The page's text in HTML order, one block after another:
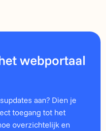
webportaal
aan? Dien je
toegang tot het
overzichtelijk en